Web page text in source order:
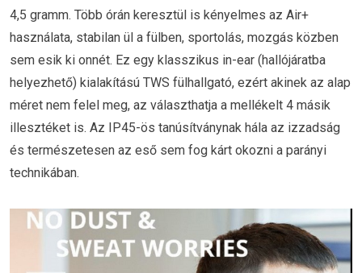
4,5 gramm. Több órán keresztül is kényelmes az Air+
használata, stabilan ül a fülben, sportolás, mozgás közben
sem esik ki onnét. Ez egy klasszikus in-ear (hallójáratba
helyezhető) kialakítású TWS fülhallgató, ezért akinek az alap
méret nem felel meg, az választhatja a mellékelt 4 másik
illesztéket is. Az IP45-ös tanúsítványnak hála az izzadság
és természetesen az eső sem fog kárt okozni a parányi
technikában.